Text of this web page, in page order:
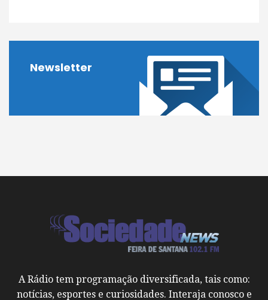
Newsletter
A Rádio tem programação diversificada, tais como:
notícias, esportes e curiosidades. Interaja conosco e